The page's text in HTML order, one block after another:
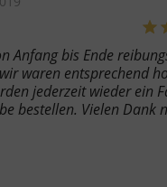
Anfang bis Ende
waren entsprechend
jederzeit wieder ein
bestellen. Vielen Dank